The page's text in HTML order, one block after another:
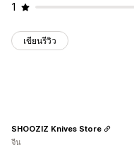
1
เขียนรีวิว
SHOOZIZ Knives Store
จีน